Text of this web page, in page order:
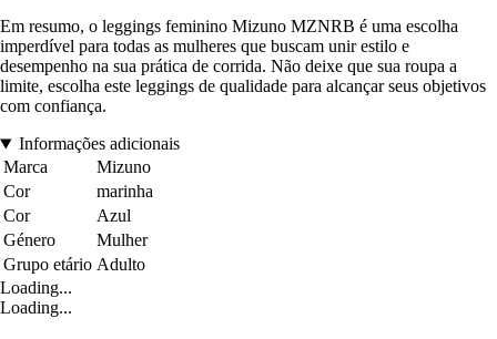
Em resumo, o leggings feminino Mizuno MZNRB é uma escolha
imperdível para todas as mulheres que buscam unir estilo e
desempenho na sua prática de corrida. Não deixe que sua roupa a
limite, escolha este leggings de qualidade para alcançar seus objetivos
com confiança.
Informações adicionais
Marca
Mizuno
Cor
marinha
Cor
Azul
Género
Mulher
Grupo etário Adulto
Loading...
Loading...